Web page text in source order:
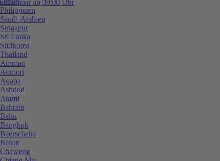
erreichbar ab 09:00 Uhr
Philippinen
Saudi-Arabien
Singapur
Sri Lanka
Südkorea
Thailand
Amman
Aomori
Aqaba
Ashdod
Atami
Bahrain
Baku
Bangkok
Beerscheba
Beirut
Chaweng